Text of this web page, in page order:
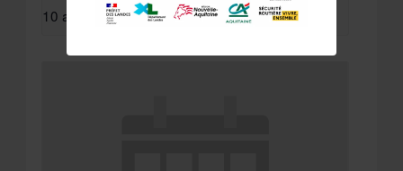
10 août à 8:15 am-11 août à 4:30 pm